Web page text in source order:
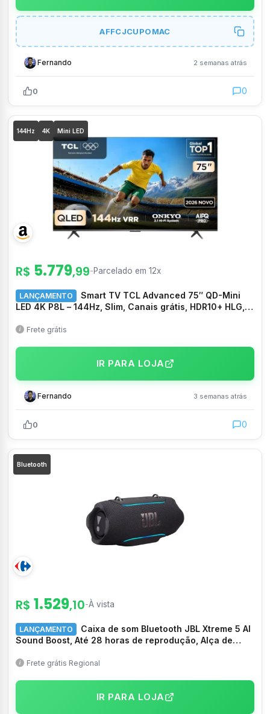
AFFCJCUPOMAC
Fernando 2 semanas atrás
0 0
144Hz 4K Mini LED
R$ 5.779,99- Parcelado em 12x
LANÇAMENTO
Smart TV TCL Advanced 75″ QD-Mini
LED 4K P8L – 144Hz, Slim, Canais grátis, HDR10+ HLG,
com Subwoofer integrado, Google TV e Assistente –
Frete grátis
IR PARA LOJA
Fernando 3 semanas atrás
0 0
Bluetooth
R$ 1.529,10-À vista
LANÇAMENTO
Caixa de som Bluetooth JBL Xtreme 5 AI
Sound Boost, Até 28 horas de reprodução, Alça de
JBLXTREME5BLKBR
Frete grátis Regional
IR PARA LOJA